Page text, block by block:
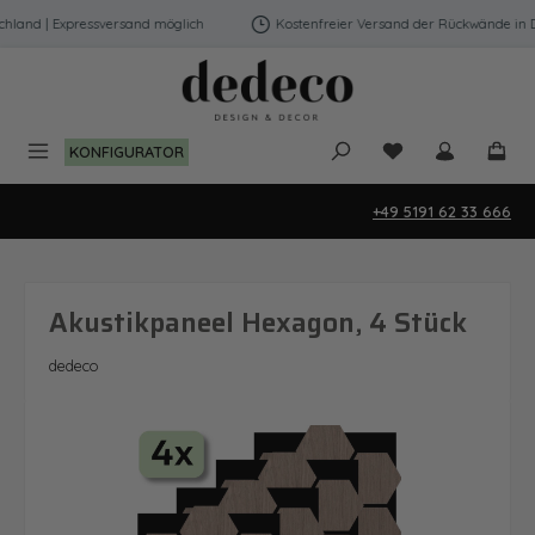
Zum Hauptinhalt springen
| Expressversand möglich Kostenfreier Versand der Rückwände in
KONFIGURATOR Du hast 0
+49 5191 62 33 666
Akustikpaneel Hexagon, 4 Stück
dedeco
Bildergalerie überspringen